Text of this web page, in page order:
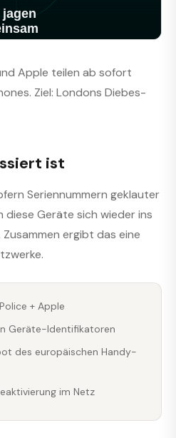
Apple teilen ab sofort
Ziel: Londons Diebes-
ist
Seriennummern geklauter
diese Geräte sich wieder ins
ergibt das eine
+ Apple
Geräte-Identifikatoren
des europäischen Handy-
im Netz